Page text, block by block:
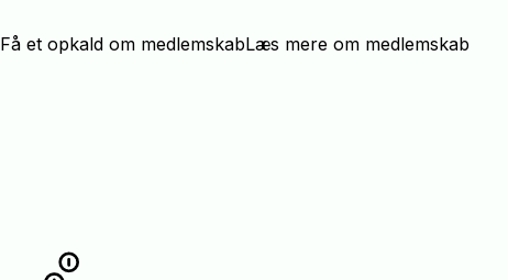
Få et opkald om medlemskabLæs mere om medlemskab